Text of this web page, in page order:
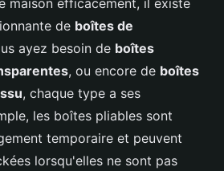
maison efficacement, il existe
de boîtes de
ayez besoin de boîtes
, ou encore de boîtes
, chaque type a ses
les boîtes pliables sont
temporaire et peuvent
lorsqu'elles ne sont pas